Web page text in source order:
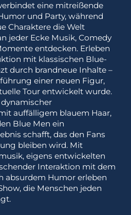
eine mitreißende
und Party, während
Charaktere die Welt
jeder Ecke Musik, Comedy
entdecken. Erleben
mit klassischen Blue-
durch brandneue Inhalte –
einer neuen Figur,
Tour entwickelt wurde.
dynamischer
auffälligem blauem Haar,
Blue Men ein
schafft, das den Fans
bleiben wird. Mit
eigens entwickelten
Interaktion mit dem
absurdem Humor erleben
die Menschen jeden